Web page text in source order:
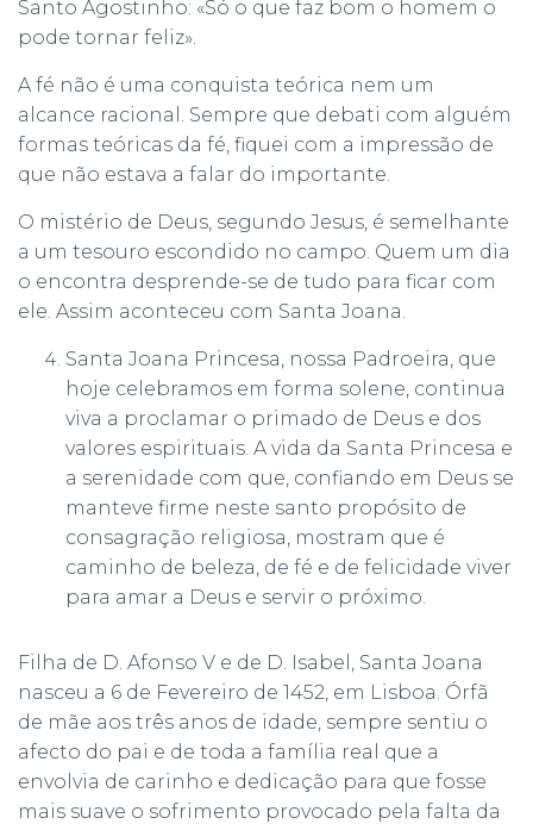
Santo Agostinho: «Só o que faz bom o homem o
pode tornar feliz».
A fé não é uma conquista teórica nem um
alcance racional. Sempre que debati com alguém
formas teóricas da fé, fiquei com a impressão de
que não estava a falar do importante.
O mistério de Deus, segundo Jesus, é semelhante
a um tesouro escondido no campo. Quem um dia
o encontra desprende-se de tudo para ficar com
ele. Assim aconteceu com Santa Joana.
Santa Joana Princesa, nossa Padroeira, que
hoje celebramos em forma solene, continua
viva a proclamar o primado de Deus e dos
valores espirituais. A vida da Santa Princesa e
a serenidade com que, confiando em Deus se
manteve firme neste santo propósito de
consagração religiosa, mostram que é
caminho de beleza, de fé e de felicidade viver
para amar a Deus e servir o próximo.
Filha de D. Afonso V e de D. Isabel, Santa Joana
nasceu a 6 de Fevereiro de 1452, em Lisboa. Órfã
de mãe aos três anos de idade, sempre sentiu o
afecto do pai e de toda a família real que a
envolvia de carinho e dedicação para que fosse
mais suave o sofrimento provocado pela falta da